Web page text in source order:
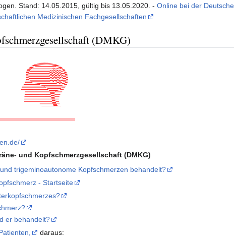
Stand: 14.05.2015, gültig bis 13.05.2020. -Online bei der
Medizinischen Fachgesellschaften
(DMKG)
und Kopfschmerzgesellschaft (DMKG)
trigeminoautonome Kopfschmerzen behandelt?
- Startseite
er behandelt?
daraus: